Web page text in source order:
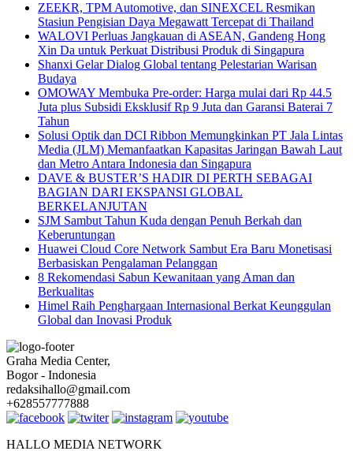
ZEEKR, TPM Automotive, dan SINEXCEL Resmikan
Stasiun Pengisian Daya Megawatt Tercepat di Thailand
WALOVI Perluas Jangkauan di ASEAN, Gandeng Hong
Xin Da untuk Perkuat Distribusi Produk di Singapura
Shanxi Gelar Dialog Global tentang Pelestarian Warisan
Budaya
OMOWAY Membuka Pre-order: Harga mulai dari Rp 44.5
Juta plus Subsidi Eksklusif Rp 9 Juta dan Garansi Baterai 7
Tahun
Solusi Optik dan DCI Ribbon Memungkinkan PT Jala Lintas
Media (JLM) Memanfaatkan Kapasitas Jaringan Bawah Laut
dan Metro Antara Indonesia dan Singapura
DAVE & BUSTER’S HADIR DI PERTH SEBAGAI
BAGIAN DARI EKSPANSI GLOBAL
BERKELANJUTAN
SJM Sambut Tahun Kuda dengan Penuh Berkah dan
Keberuntungan
Huawei Cloud Core Network Sambut Era Baru Monetisasi
Berbasiskan Pengalaman Pelanggan
8 Rekomendasi Sabun Kewanitaan yang Aman dan
Berkualitas
Himel Raih Penghargaan Internasional Berkat Keunggulan
Global dan Inovasi Produk
Graha Media Center,
Bogor - Indonesia
redaksihallo@gmail.com
+628557777888
HALLO MEDIA NETWORK